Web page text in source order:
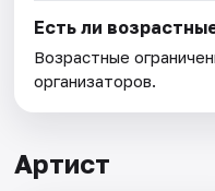
Есть ли
Возрастные
организаторов.
Артист